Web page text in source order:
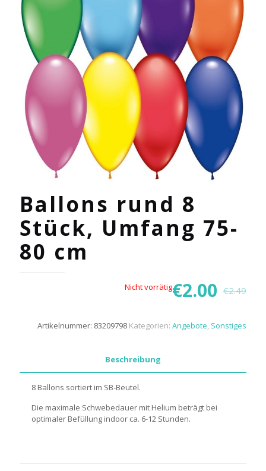
Ballons rund 8
Stück, Umfang 75-
80 cm
€2.49
€2.00
Nicht vorrätig
Artikelnummer: 83209798 Kategorien: Angebote, Sonstiges
Beschreibung
8 Ballons sortiert im SB-Beutel.
Die maximale Schwebedauer mit Helium beträgt bei
optimaler Befüllung indoor ca. 6-12 Stunden.